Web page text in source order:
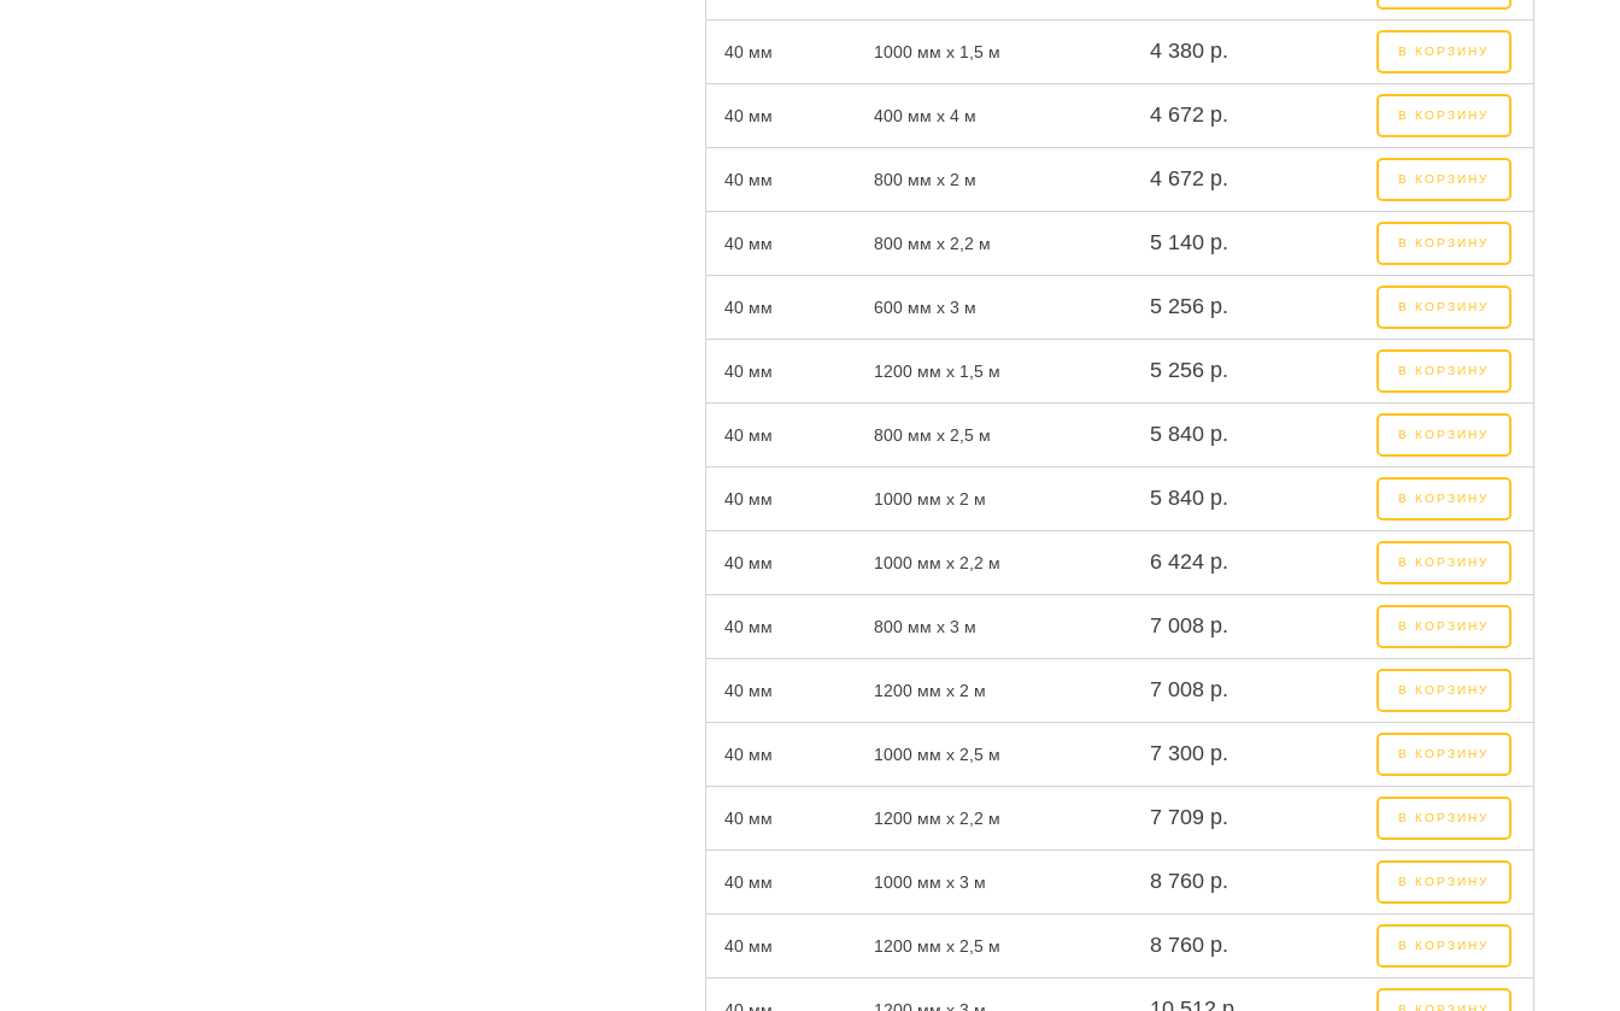
40 мм 1000 мм x 1,5 м 4 380 р. В КОРЗИНУ
40 мм 400 мм x 4 м 4 672 р. В КОРЗИНУ
40 мм 800 мм x 2 м 4 672 р. В КОРЗИНУ
40 мм 800 мм x 2,2 м 5 140 р. В КОРЗИНУ
40 мм 600 мм x 3 м 5 256 р. В КОРЗИНУ
40 мм 1200 мм x 1,5 м 5 256 р. В КОРЗИНУ
40 мм 800 мм x 2,5 м 5 840 р. В КОРЗИНУ
40 мм 1000 мм x 2 м 5 840 р. В КОРЗИНУ
40 мм 1000 мм x 2,2 м 6 424 р. В КОРЗИНУ
40 мм 800 мм x 3 м 7 008 р. В КОРЗИНУ
40 мм 1200 мм x 2 м 7 008 р. В КОРЗИНУ
40 мм 1000 мм x 2,5 м 7 300 р. В КОРЗИНУ
40 мм 1200 мм x 2,2 м 7 709 р. В КОРЗИНУ
40 мм 1000 мм x 3 м 8 760 р. В КОРЗИНУ
40 мм 1200 мм x 2,5 м 8 760 р. В КОРЗИНУ